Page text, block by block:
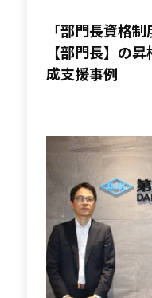
「部門長資格
【部門長】の
成支援事例